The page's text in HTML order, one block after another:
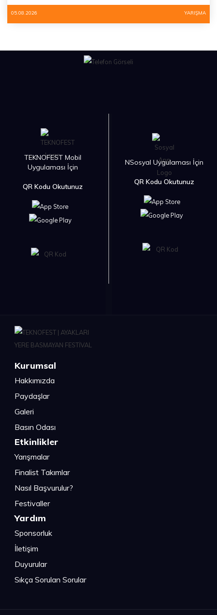
05.08.2026 YARIŞMA
TEKNOFEST Mobil
Uygulaması İçin
QR Kodu Okutunuz
NSosyal Uygulaması İçin
QR Kodu Okutunuz
Kurumsal
Hakkımızda
Paydaşlar
Galeri
Basın Odası
Etkinlikler
Yarışmalar
Finalist Takımlar
Nasıl Başvurulur?
Festivaller
Yardım
Sponsorluk
İletişim
Duyurular
Sıkça Sorulan Sorular